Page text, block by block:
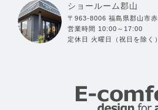
ショールーム郡山
〒963-8006 福島県郡山市
営業時間 10:00～17:00
定休日 火曜日（祝日を除く